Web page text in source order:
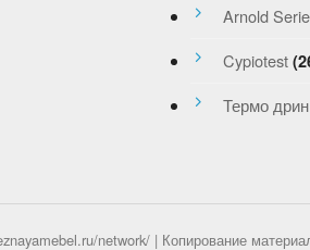
Arnold
Cypiotest
Термо дрин
network/ | Копирование